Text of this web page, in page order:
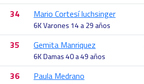
34 Mario Cortesí luchsinger
6K Varones 14 a 29 años
35 Gemita Manriquez
6K Damas 40 a 49 años
36 Paula Medrano